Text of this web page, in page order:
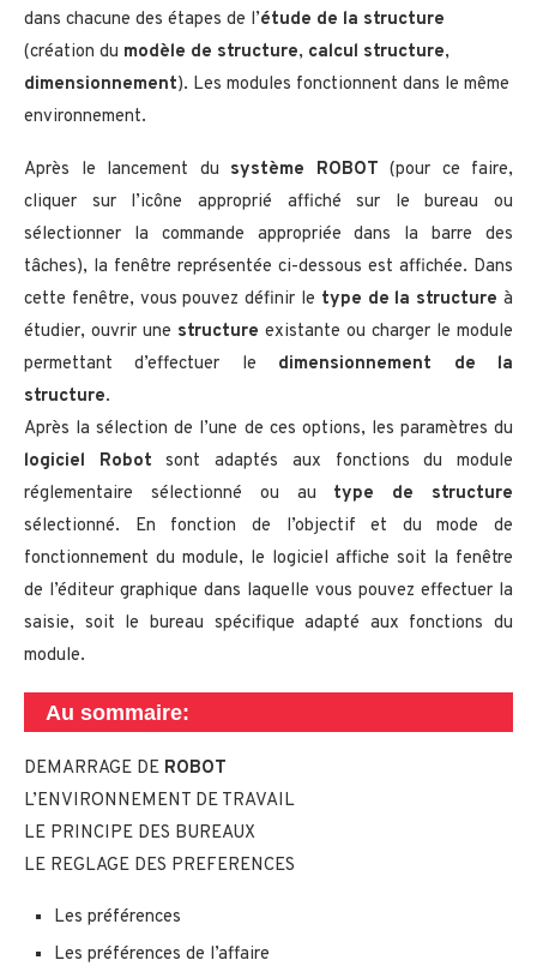
dans chacune des étapes de l’étude de la structure
(création du modèle de structure, calcul structure,
dimensionnement). Les modules fonctionnent dans le même
environnement.
Après le lancement du système ROBOT (pour ce faire,
cliquer sur l’icône approprié affiché sur le bureau ou
sélectionner la commande appropriée dans la barre des
tâches), la fenêtre représentée ci-dessous est affichée. Dans
cette fenêtre, vous pouvez définir le type de la structure à
étudier, ouvrir une structure existante ou charger le module
permettant d’effectuer le dimensionnement de la
structure.
Après la sélection de l’une de ces options, les paramètres du
logiciel Robot sont adaptés aux fonctions du module
réglementaire sélectionné ou au type de structure
sélectionné. En fonction de l’objectif et du mode de
fonctionnement du module, le logiciel affiche soit la fenêtre
de l’éditeur graphique dans laquelle vous pouvez effectuer la
saisie, soit le bureau spécifique adapté aux fonctions du
module.
Au sommaire:
DEMARRAGE DE ROBOT
L’ENVIRONNEMENT DE TRAVAIL
LE PRINCIPE DES BUREAUX
LE REGLAGE DES PREFERENCES
Les préférences
Les préférences de l’affaire